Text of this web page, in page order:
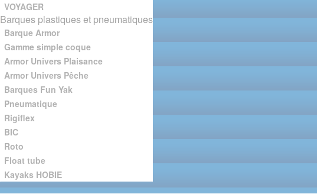
VOYAGER
Barques plastiques et pneumatiques
Barque Armor
Gamme simple coque
Armor Univers Plaisance
Armor Univers Pêche
Barques Fun Yak
Pneumatique
Rigiflex
BIC
Roto
Float tube
Kayaks HOBIE